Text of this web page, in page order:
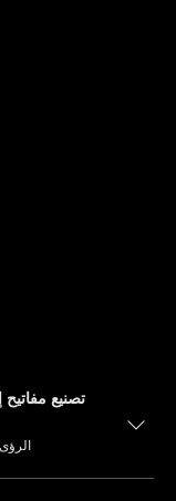
تصنيع
4 الرؤى